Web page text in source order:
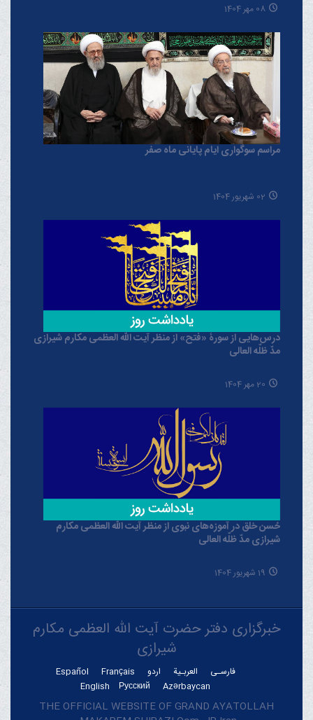
08 مهر 1404
مراسم سوگواری ایام پایانی ماه صفر
02 شهریور 1404
درس‌هایی از سورۀ «فتح» از منظر آیت الله العظمی مکارم شیرازی
مدّ ظلّه العالی
20 مهر 1404
حُسن خلق در آموزه‌های نبوی از منظر آیت الله العظمی مکارم
شیرازی مدّ ظلّه العالی
19 شهریور 1404
خبرگزاری دفتر حضرت آیت الله العظمی مکارم
شیرازی
فارسـی العربـیة اردو Français
Español
Azərbaycan
Русский
English
THE OFFICIAL WEBSITE OF GRAND AYATOLLAH